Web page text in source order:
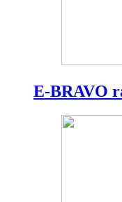
E-BRAVO